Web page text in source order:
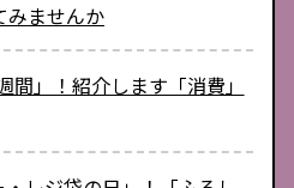
みませんか
間」！紹介します「消費」